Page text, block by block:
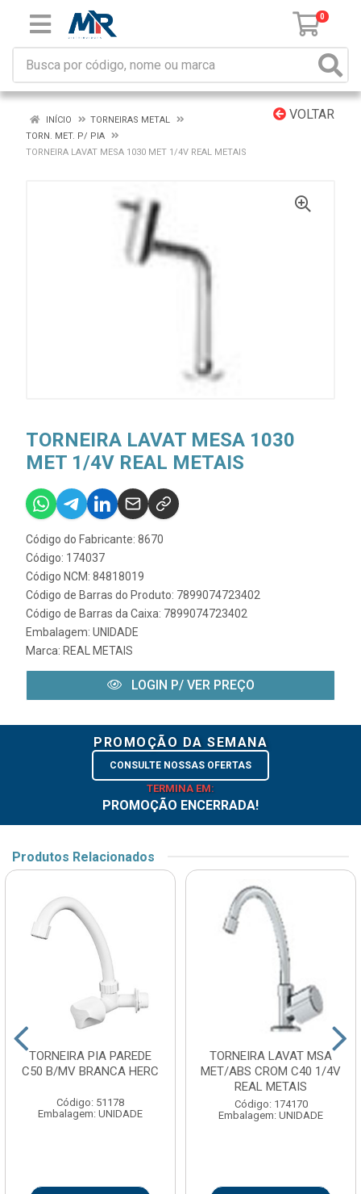
0
VOLTAR
INÍCIO
TORNEIRAS METAL
TORN. MET. P/ PIA
TORNEIRA LAVAT MESA 1030 MET 1/4V REAL METAIS
TORNEIRA LAVAT MESA 1030
MET 1/4V REAL METAIS
Código do Fabricante: 8670
Código: 174037
Código NCM: 84818019
Código de Barras do Produto: 7899074723402
Código de Barras da Caixa: 7899074723402
Embalagem: UNIDADE
Marca: REAL METAIS
LOGIN P/ VER PREÇO
PROMOÇÃO DA SEMANA
CONSULTE NOSSAS OFERTAS
TERMINA EM:
PROMOÇÃO ENCERRADA!
Produtos Relacionados
TORNEIRA PIA PAREDE
C50 B/MV BRANCA HERC
Código: 51178
Embalagem: UNIDADE
TORNEIRA LAVAT MSA
MET/ABS CROM C40 1/4V
REAL METAIS
Código: 174170
Embalagem: UNIDADE